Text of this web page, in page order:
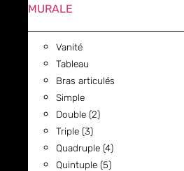
MURALE
Vanité
Tableau
Bras articulés
Simple
Double (2)
Triple (3)
Quadruple (4)
Quintuple (5)